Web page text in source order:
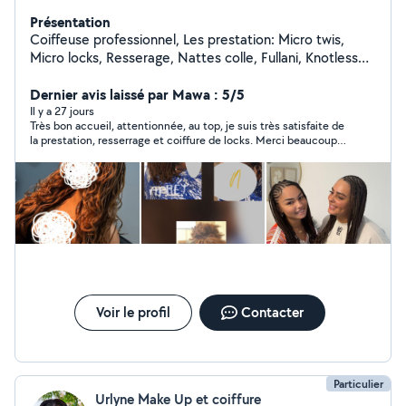
Présentation
Coiffeuse professionnel, Les prestation: Micro twis,
Micro locks, Resserage, Nattes colle, Fullani, Knotless
la clientelle.
Dernier avis laissé par Mawa : 5/5
Il y a 27 jours
Très bon accueil, attentionnée, au top, je suis très satisfaite de
la prestation, resserrage et coiffure de locks. Merci beaucoup
Voir le profil Contacter
Particulier
Urlyne Make Up et coiffure